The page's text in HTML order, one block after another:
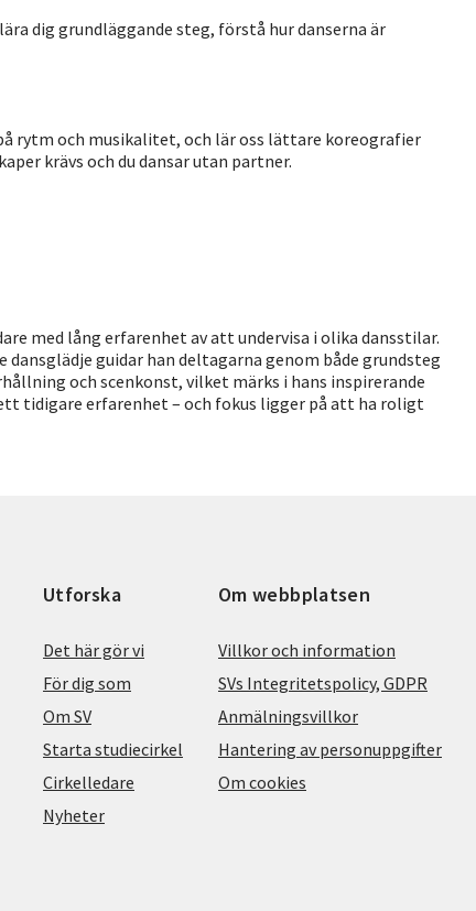
dig grundläggande steg, förstå hur danserna är
rytm och musikalitet, och lär oss lättare koreografier
krävs och du dansar utan partner.
med lång erfarenhet av att undervisa i olika dansstilar.
guidar han deltagarna genom både grundsteg
och scenkonst, vilket märks i hans inspirerande
tidigare erfarenhet – och fokus ligger på att ha roligt
Utforska
Det här gör vi
För dig som
Om SV
Starta studiecirkel
Cirkelledare
Nyheter
Om webbplatsen
Villkor och information
SVs Integritetspolicy, GDPR
Anmälningsvillkor
Hantering av personuppgifter
Om cookies